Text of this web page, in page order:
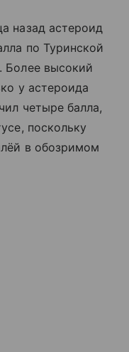
назад астероид
по Туринской
Более высокий
у астероида
четыре балла,
поскольку
в обозримом